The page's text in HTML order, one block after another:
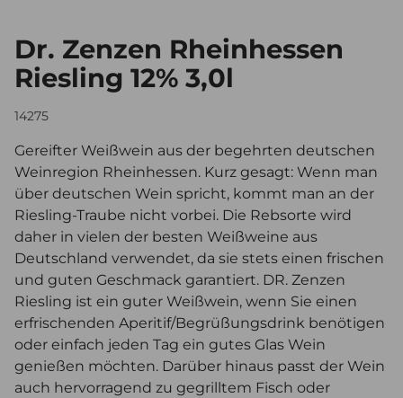
Dr. Zenzen Rheinhessen
Riesling 12% 3,0l
14275
Gereifter Weißwein aus der begehrten deutschen
Weinregion Rheinhessen. Kurz gesagt: Wenn man
über deutschen Wein spricht, kommt man an der
Riesling-Traube nicht vorbei. Die Rebsorte wird
daher in vielen der besten Weißweine aus
Deutschland verwendet, da sie stets einen frischen
und guten Geschmack garantiert. DR. Zenzen
Riesling ist ein guter Weißwein, wenn Sie einen
erfrischenden Aperitif/Begrüßungsdrink benötigen
oder einfach jeden Tag ein gutes Glas Wein
genießen möchten. Darüber hinaus passt der Wein
auch hervorragend zu gegrilltem Fisch oder